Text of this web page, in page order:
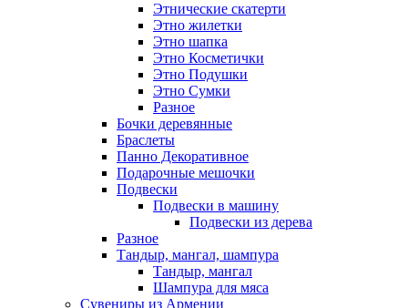
Этнические скатерти
Этно жилетки
Этно шапка
Этно Косметички
Этно Подушки
Этно Сумки
Разное
Бочки деревянные
Браслеты
Панно Декоративное
Подарочные мешочки
Подвески
Подвески в машину
Подвески из дерева
Разное
Тандыр, мангал, шампура
Тандыр, мангал
Шампура для мяса
Сувениры из Армении